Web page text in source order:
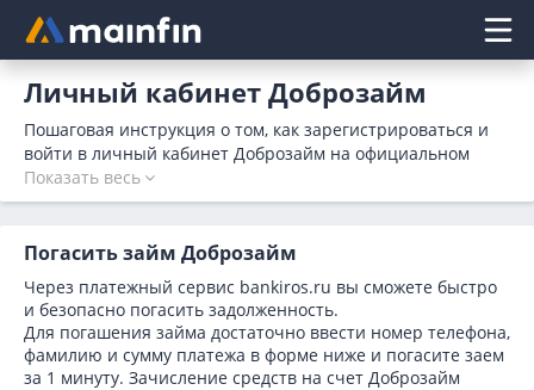
Главное меню
Личный кабинет Доброзайм
Пошаговая инструкция о том, как зарегистрироваться и
войти в личный кабинет Доброзайм на официальном
сайте микрофинансовой организации. Мфо
предоставляет микрокредиты на карту или наличными до
1000000 рублей под 0% на срок до 1800 дней.
Зарегистрируйтесь в личном кабинете Доброзайм и
оформите займ не выходя из дома.
Показать весь
Погасить займ Доброзайм
Через платежный сервис bаnkiros.ru вы сможете быстро
и безопасно погасить задолженность.
Для погашения займа достаточно ввести номер телефона,
фамилию и сумму платежа в форме ниже и погасите заем
за 1 минуту. Зачисление средств на счет Доброзайм